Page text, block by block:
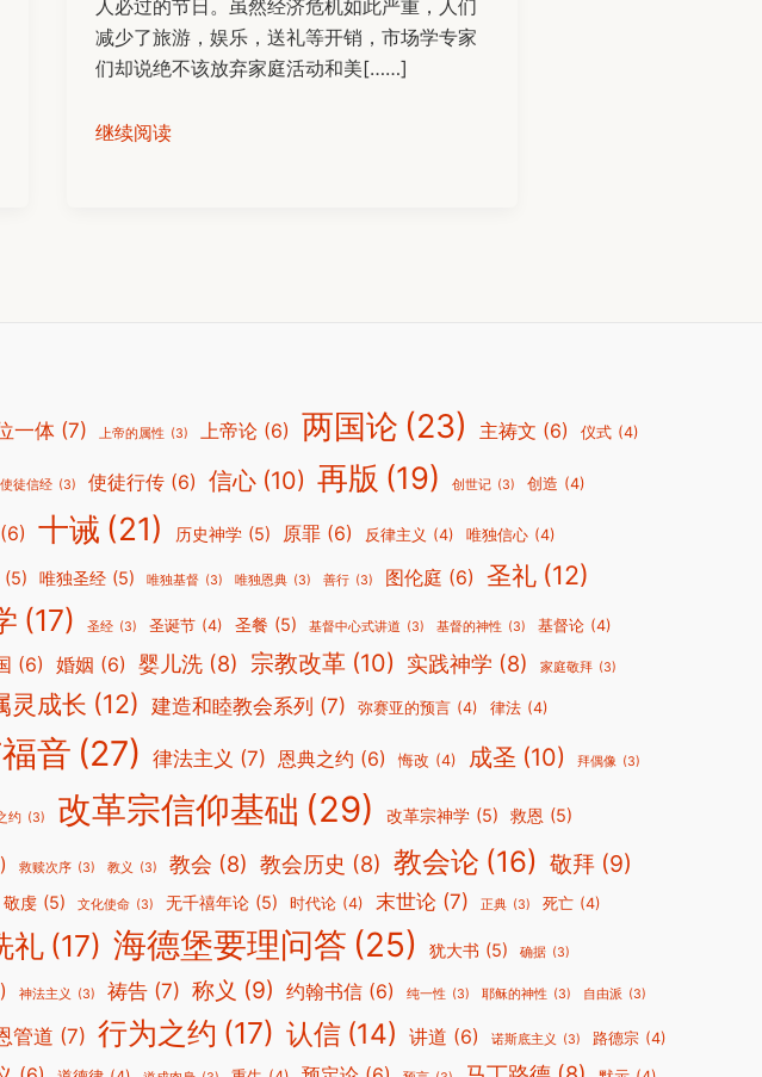
人必过的节日。虽然经济危机如此严重，人们
减少了旅游，娱乐，送礼等开销，市场学专家
们却说绝不该放弃家庭活动和美[……]
继续阅读
一体 (7) 上帝的属性 (3) 上帝论 (6) 两国论 (23) 主祷文 (6) 仪式 (4)
使徒信经 (3) 使徒行传 (6) 信心 (10) 再版 (19) 创世记 (3) 创造 (4)
(6) 十诫 (21) 历史神学 (5) 原罪 (6) 反律主义 (4) 唯独信心 (4)
(5) 唯独圣经 (5) 唯独基督 (3) 唯独恩典 (3) 善行 (3) 图伦庭 (6) 圣礼 (12)
(17) 圣经 (3) 圣诞节 (4) 圣餐 (5) 基督中心式讲道 (3) 基督的神性 (3) 基督论 (4)
(6) 婚姻 (6) 婴儿洗 (8) 宗教改革 (10) 实践神学 (8) 家庭敬拜 (3)
灵成长 (12) 建造和睦教会系列 (7) 弥赛亚的预言 (4) 律法 (4)
音 (27) 律法主义 (7) 恩典之约 (6) 悔改 (4) 成圣 (10) 拜偶像 (3)
约 (3) 改革宗信仰基础 (29) 改革宗神学 (5) 救恩 (5)
救赎次序 (3) 教义 (3) 教会 (8) 教会历史 (8) 教会论 (16) 敬拜 (9)
敬虔 (5) 文化使命 (3) 无千禧年论 (5) 时代论 (4) 末世论 (7) 正典 (3) 死亡 (4)
礼 (17) 海德堡要理问答 (25) 犹大书 (5) 确据 (3)
神法主义 (3) 祷告 (7) 称义 (9) 约翰书信 (6) 纯一性 (3) 耶稣的神性 (3) 自由派 (3)
管道 (7) 行为之约 (17) 认信 (14) 讲道 (6) 诺斯底主义 (3) 路德宗 (4)